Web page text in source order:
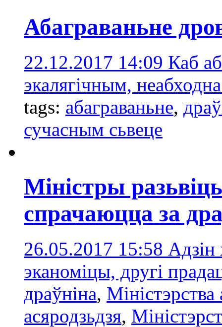
Абаграваньне
22.12.2017 14:09 Каб
экалягічным,
tags: абаграваньне,
сучасным сьвеце
Міністры
спрачаюцца за
26.05.2017 15:58 Адзін
эканоміцы, другі
драўніна,
асяродзьдзя,